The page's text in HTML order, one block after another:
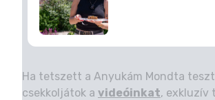
Ha tetszett a Anyukám Mondta
csekkoljátok a videóinkat, exkluzív